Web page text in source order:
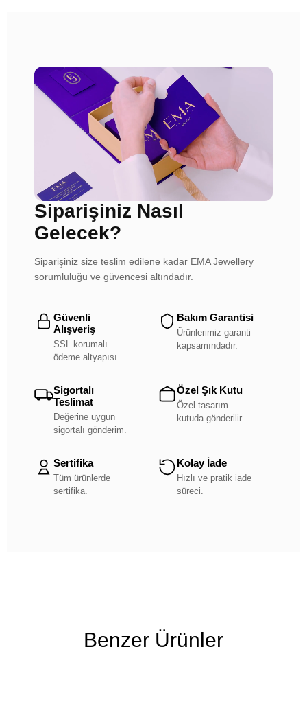
Siparişiniz Nasıl
Gelecek?
Siparişiniz size teslim edilene kadar EMA Jewellery
sorumluluğu ve güvencesi altındadır.
Güvenli
Alışveriş
SSL korumalı
ödeme altyapısı.
Bakım Garantisi
Ürünlerimiz garanti
kapsamındadır.
Sigortalı
Teslimat
Değerine uygun
sigortalı gönderim.
Özel Şık Kutu
Özel tasarım
kutuda gönderilir.
Sertifika
Tüm ürünlerde
sertifika.
Kolay İade
Hızlı ve pratik iade
süreci.
Benzer Ürünler